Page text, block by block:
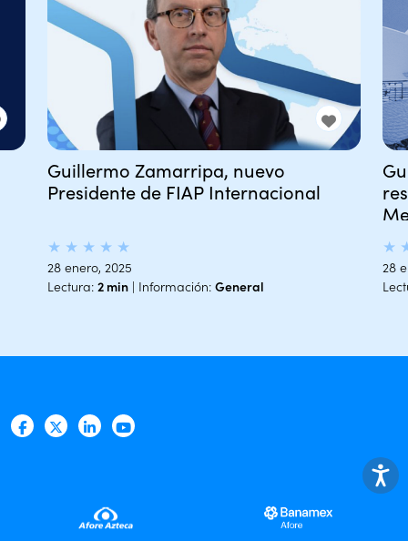
Guillermo Zamarripa, nuevo
Presidente de FIAP Internacional
★ ★ ★ ★ ★
28 enero, 2025
Lectura: 2 min | Información: General
★
28